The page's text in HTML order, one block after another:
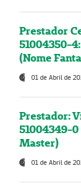
Prestador
51004350-
(Nome
01 de Abril de
Prestador:
51004349-
Master)
01 de Abril de